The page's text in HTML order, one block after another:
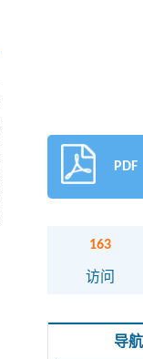
PDF
163
访问
导航